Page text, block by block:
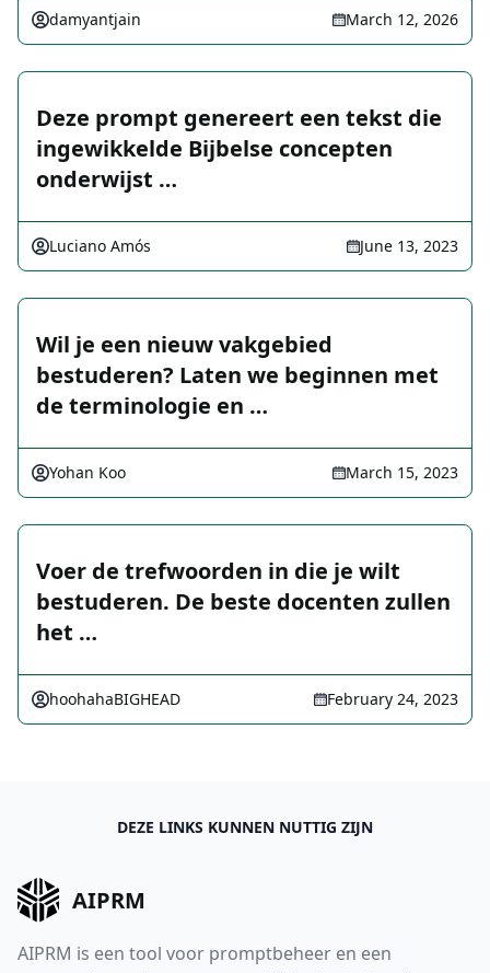
damyantjain March 12, 2026
Deze prompt genereert een tekst die
ingewikkelde Bijbelse concepten
onderwijst …
Luciano Amós June 13, 2023
Wil je een nieuw vakgebied
bestuderen? Laten we beginnen met
de terminologie en …
Yohan Koo March 15, 2023
Voer de trefwoorden in die je wilt
bestuderen. De beste docenten zullen
het …
hoohahaBIGHEAD February 24, 2023
DEZE LINKS KUNNEN NUTTIG ZIJN
AIPRM
AIPRM is een tool voor promptbeheer en een